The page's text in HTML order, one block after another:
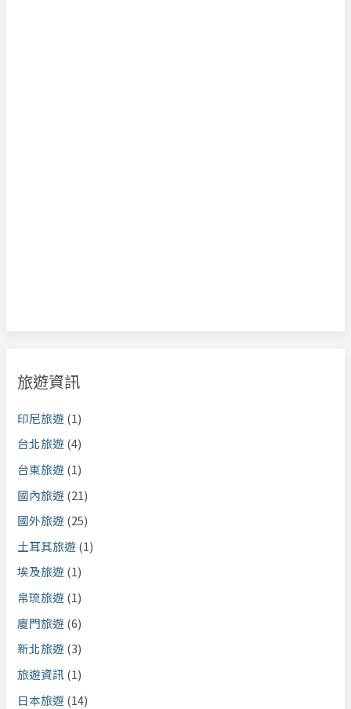
旅遊資訊
印尼旅遊 (1)
台北旅遊 (4)
台東旅遊 (1)
國內旅遊 (21)
國外旅遊 (25)
土耳其旅遊 (1)
埃及旅遊 (1)
帛琉旅遊 (1)
廈門旅遊 (6)
新北旅遊 (3)
旅遊資訊 (1)
日本旅遊 (14)